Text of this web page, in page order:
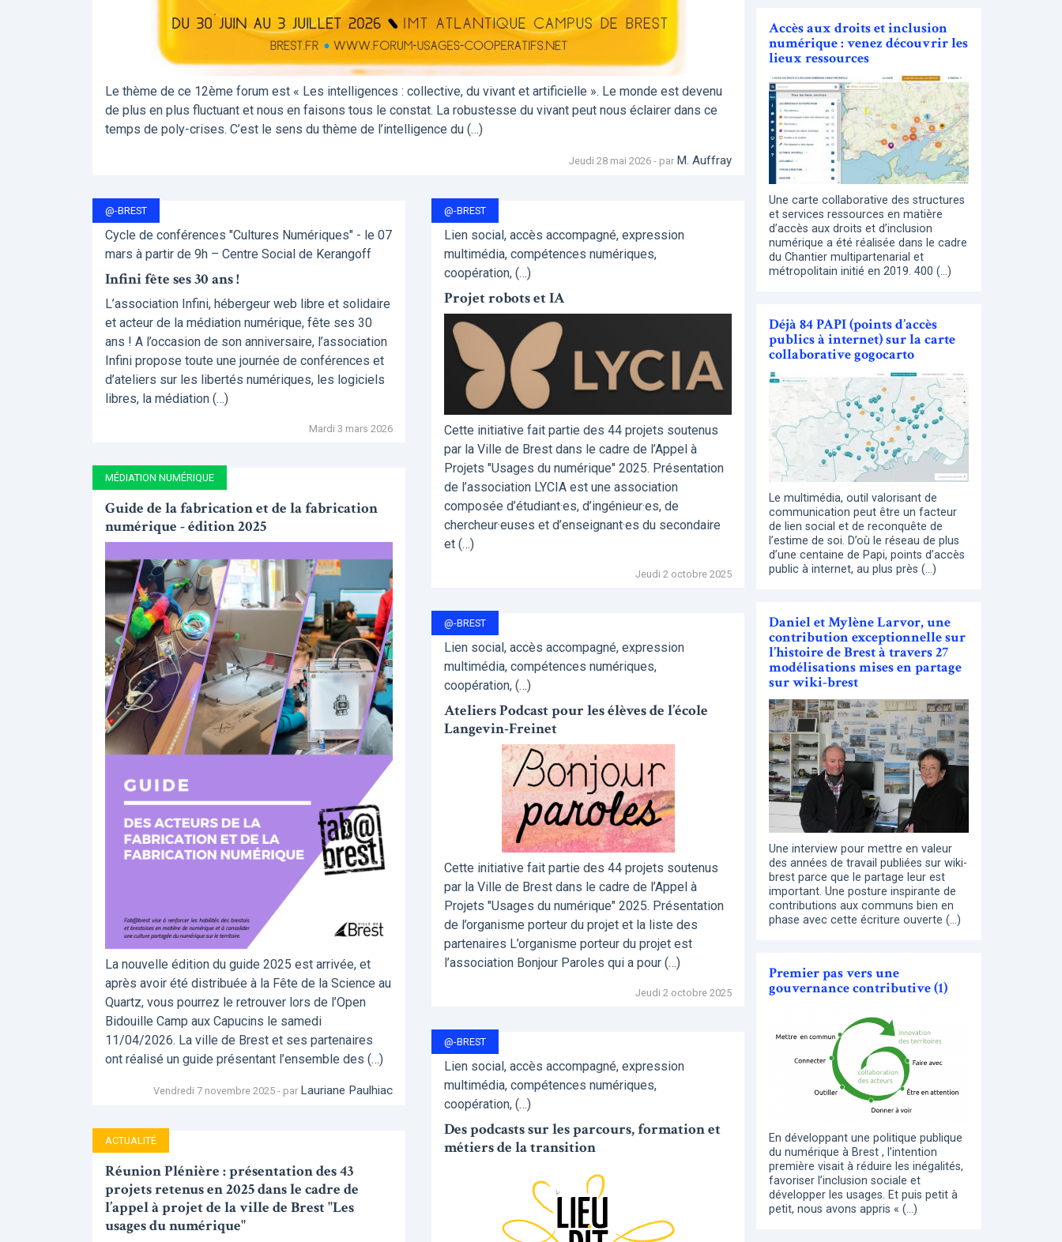
Le thème de ce 12ème forum est « Les intelligences : collective, du vivant et artificielle ». Le monde est devenu
de plus en plus fluctuant et nous en faisons tous le constat. La robustesse du vivant peut nous éclairer dans ce
temps de poly-crises. C’est le sens du thème de l’intelligence du (…)
Jeudi 28 mai 2026 - par M. Auffray
@-BREST
Cycle de conférences "Cultures Numériques" - le 07
mars à partir de 9h – Centre Social de Kerangoff
Infini fête ses 30 ans !
L’association Infini, hébergeur web libre et solidaire
et acteur de la médiation numérique, fête ses 30
ans ! A l’occasion de son anniversaire, l’association
Infini propose toute une journée de conférences et
d’ateliers sur les libertés numériques, les logiciels
libres, la médiation (…)
Mardi 3 mars 2026
MÉDIATION NUMÉRIQUE
Guide de la fabrication et de la fabrication
numérique - édition 2025
La nouvelle édition du guide 2025 est arrivée, et
après avoir été distribuée à la Fête de la Science au
Quartz, vous pourrez le retrouver lors de l’Open
Bidouille Camp aux Capucins le samedi
11/04/2026. La ville de Brest et ses partenaires
ont réalisé un guide présentant l’ensemble des (…)
Vendredi 7 novembre 2025 - par Lauriane Paulhiac
ACTUALITÉ
Réunion Plénière : présentation des 43
projets retenus en 2025 dans le cadre de
l’appel à projet de la ville de Brest "Les
usages du numérique"
@-BREST
Lien social, accès accompagné, expression
multimédia, compétences numériques,
coopération, (…)
Projet robots et IA
Cette initiative fait partie des 44 projets soutenus
par la Ville de Brest dans le cadre de l’Appel à
Projets "Usages du numérique" 2025. Présentation
de l’association LYCIA est une association
composée d’étudiant·es, d’ingénieur·es, de
chercheur·euses et d’enseignant·es du secondaire
et (…)
Jeudi 2 octobre 2025
@-BREST
Lien social, accès accompagné, expression
multimédia, compétences numériques,
coopération, (…)
Ateliers Podcast pour les élèves de l’école
Langevin-Freinet
Cette initiative fait partie des 44 projets soutenus
par la Ville de Brest dans le cadre de l’Appel à
Projets "Usages du numérique" 2025. Présentation
de l’organisme porteur du projet et la liste des
partenaires L’organisme porteur du projet est
l’association Bonjour Paroles qui a pour (…)
Jeudi 2 octobre 2025
@-BREST
Lien social, accès accompagné, expression
multimédia, compétences numériques,
coopération, (…)
Des podcasts sur les parcours, formation et
métiers de la transition
Accès aux droits et inclusion
numérique : venez découvrir les
lieux ressources
Une carte collaborative des structures
et services ressources en matière
d’accès aux droits et d’inclusion
numérique a été réalisée dans le cadre
du Chantier multipartenarial et
métropolitain initié en 2019. 400 (…)
Déjà 84 PAPI (points d’accès
publics à internet) sur la carte
collaborative gogocarto
Le multimédia, outil valorisant de
communication peut être un facteur
de lien social et de reconquête de
l’estime de soi. D’où le réseau de plus
d’une centaine de Papi, points d’accès
public à internet, au plus près (…)
Daniel et Mylène Larvor, une
contribution exceptionnelle sur
l’histoire de Brest à travers 27
modélisations mises en partage
sur wiki-brest
Une interview pour mettre en valeur
des années de travail publiées sur wiki-
brest parce que le partage leur est
important. Une posture inspirante de
contributions aux communs bien en
phase avec cette écriture ouverte (…)
Premier pas vers une
gouvernance contributive (1)
En développant une politique publique
du numérique à Brest , l’intention
première visait à réduire les inégalités,
favoriser l’inclusion sociale et
développer les usages. Et puis petit à
petit, nous avons appris « (…)